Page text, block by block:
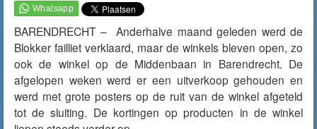
BARENDRECHT – Anderhalve maand geleden werd de
Blokker failliet verklaard, maar de winkels bleven open, zo
ook de winkel op de Middenbaan in Barendrecht. De
afgelopen weken werd er een uitverkoop gehouden en
werd met grote posters op de ruit van de winkel afgeteld
tot de sluiting. De kortingen op producten in de winkel